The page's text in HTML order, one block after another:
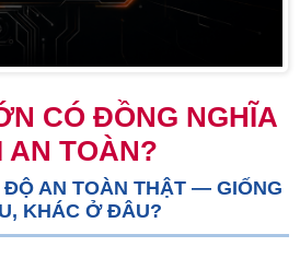
CÓ ĐỒNG NGHĨA
AN TOÀN?
AN TOÀN THẬT — GIỐNG
KHÁC Ở ĐÂU?